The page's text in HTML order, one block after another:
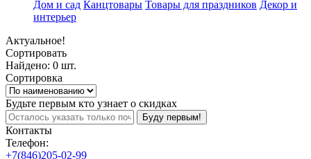
Дом и сад Канцтовары Товары для праздников Декор и
интерьер
Актуальное!
Сортировать
Найдено: 0 шт.
Сортировка
Будьте первым кто узнает о скидках
Буду первым!
Контакты
Телефон:
+7(846)205-02-99